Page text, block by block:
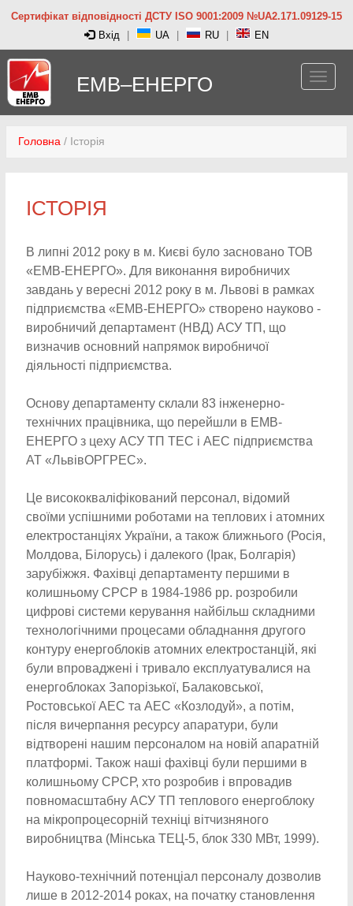
Сертифікат відповідності ДСТУ ISO 9001:2009 №UA2.171.09129-15
Вхід
UA RU EN
ЕМВ–ЕНЕРГО
Головна / Історія
ІСТОРІЯ
В липні 2012 року в м. Києві було засновано ТОВ
«ЕМВ-ЕНЕРГО». Для виконання виробничих
завдань у вересні 2012 року в м. Львові в рамках
підприємства «ЕМВ-ЕНЕРГО» створено науково -
виробничий департамент (НВД) АСУ ТП, що
визначив основний напрямок виробничої
діяльності підприємства.
Основу департаменту склали 83 інженерно-
технічних працівника, що перейшли в ЕМВ-
ЕНЕРГО з цеху АСУ ТП ТЕС і АЕС підприємства
АТ «ЛьвівОРГРЕС».
Це висококваліфікований персонал, відомий
своїми успішними роботами на теплових і атомних
електростанціях України, а також ближнього (Росія,
Молдова, Білорусь) і далекого (Ірак, Болгарія)
зарубіжжя. Фахівці департаменту першими в
колишньому СРСР в 1984-1986 рр. розробили
цифрові системи керування найбільш складними
технологічними процесами обладнання другого
контуру енергоблоків атомних електростанцій, які
були впроваджені і тривало експлуатувалися на
енергоблоках Запорізької, Балаковської,
Ростовської АЕС та АЕС «Козлодуй», а потім,
після вичерпання ресурсу апаратури, були
відтворені нашим персоналом на новій апаратній
платформі. Також наші фахівці були першими в
колишньому СРСР, хто розробив і впровадив
повномасштабну АСУ ТП теплового енергоблоку
на мікропроцесорній техніці вітчизняного
виробництва (Мінська ТЕЦ-5, блок 330 МВт, 1999).
Науково-технічний потенціал персоналу дозволив
лише в 2012-2014 роках, на початку становлення